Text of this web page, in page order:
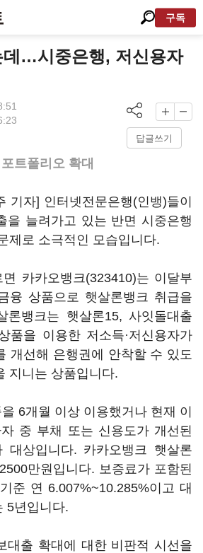
구독
데…시중은행, 저신용자
답글쓰기
트폴리오 확대
기자] 인터넷전문은행(인뱅)들이
을 늘려가고 있는 반면 시중은행
제로 소극적인 모습입니다.
카카오뱅크(323410)는 이달부
융 상품으로 햇살론뱅크 취급을
론뱅크는 햇살론15, 사잇돌대출
품을 이용한 저소득·저신용자가
개선해 은행권에 안착할 수 있도
지니는 상품입니다.
6개월 이상 이용했거나 현재 이
중 부채 또는 신용도가 개선된
대상입니다. 카카오뱅크 햇살론
만원입니다. 보증료가 포함된
준 연 6.007%~10.285%이고 대
5년입니다.
대출 확대에 대한 비판적 시선을